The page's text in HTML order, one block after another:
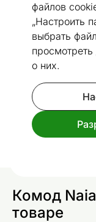
файлов
„Настроить
выбрать
о них.
Размеры
Комод Naia
Код 477331
Спроси
Комод
товаре